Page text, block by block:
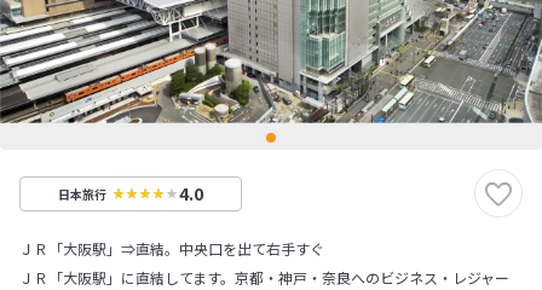
日本旅行 4.0
ＪＲ「大阪駅」⇒直結。中央口を出て右手すぐ
ＪＲ「大阪駅」に直結してます。京都・神戸・奈良へのビジネス・レジャー